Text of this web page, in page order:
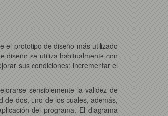
el prototipo de diseño más utilizado
diseño se utiliza habitualmente con
sus condiciones: incrementar el
sensiblemente la validez de
de dos, uno de los cuales, además,
del programa. El diagrama